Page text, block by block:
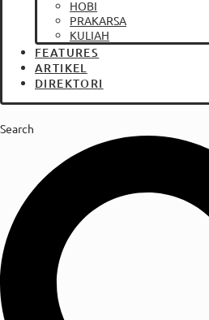
HOBI
PRAKARSA
KULIAH
FEATURES
ARTIKEL
DIREKTORI
Search